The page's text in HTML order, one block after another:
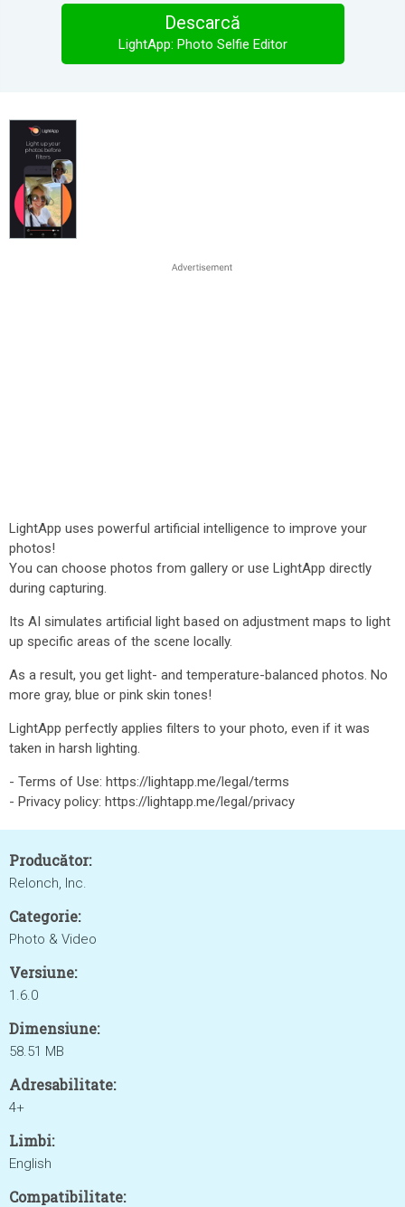
Descarcă
LightApp: Photo Selfie Editor
LightApp uses powerful artificial intelligence to improve your
photos!
You can choose photos from gallery or use LightApp directly
during capturing.
Its AI simulates artificial light based on adjustment maps to light
up specific areas of the scene locally.
As a result, you get light- and temperature-balanced photos. No
more gray, blue or pink skin tones!
LightApp perfectly applies filters to your photo, even if it was
taken in harsh lighting.
- Terms of Use: https://lightapp.me/legal/terms
- Privacy policy: https://lightapp.me/legal/privacy
Producător:
Relonch, Inc.
Categorie:
Photo & Video
Versiune:
1.6.0
Dimensiune:
58.51 MB
Adresabilitate:
4+
Limbi:
English
Compatibilitate: